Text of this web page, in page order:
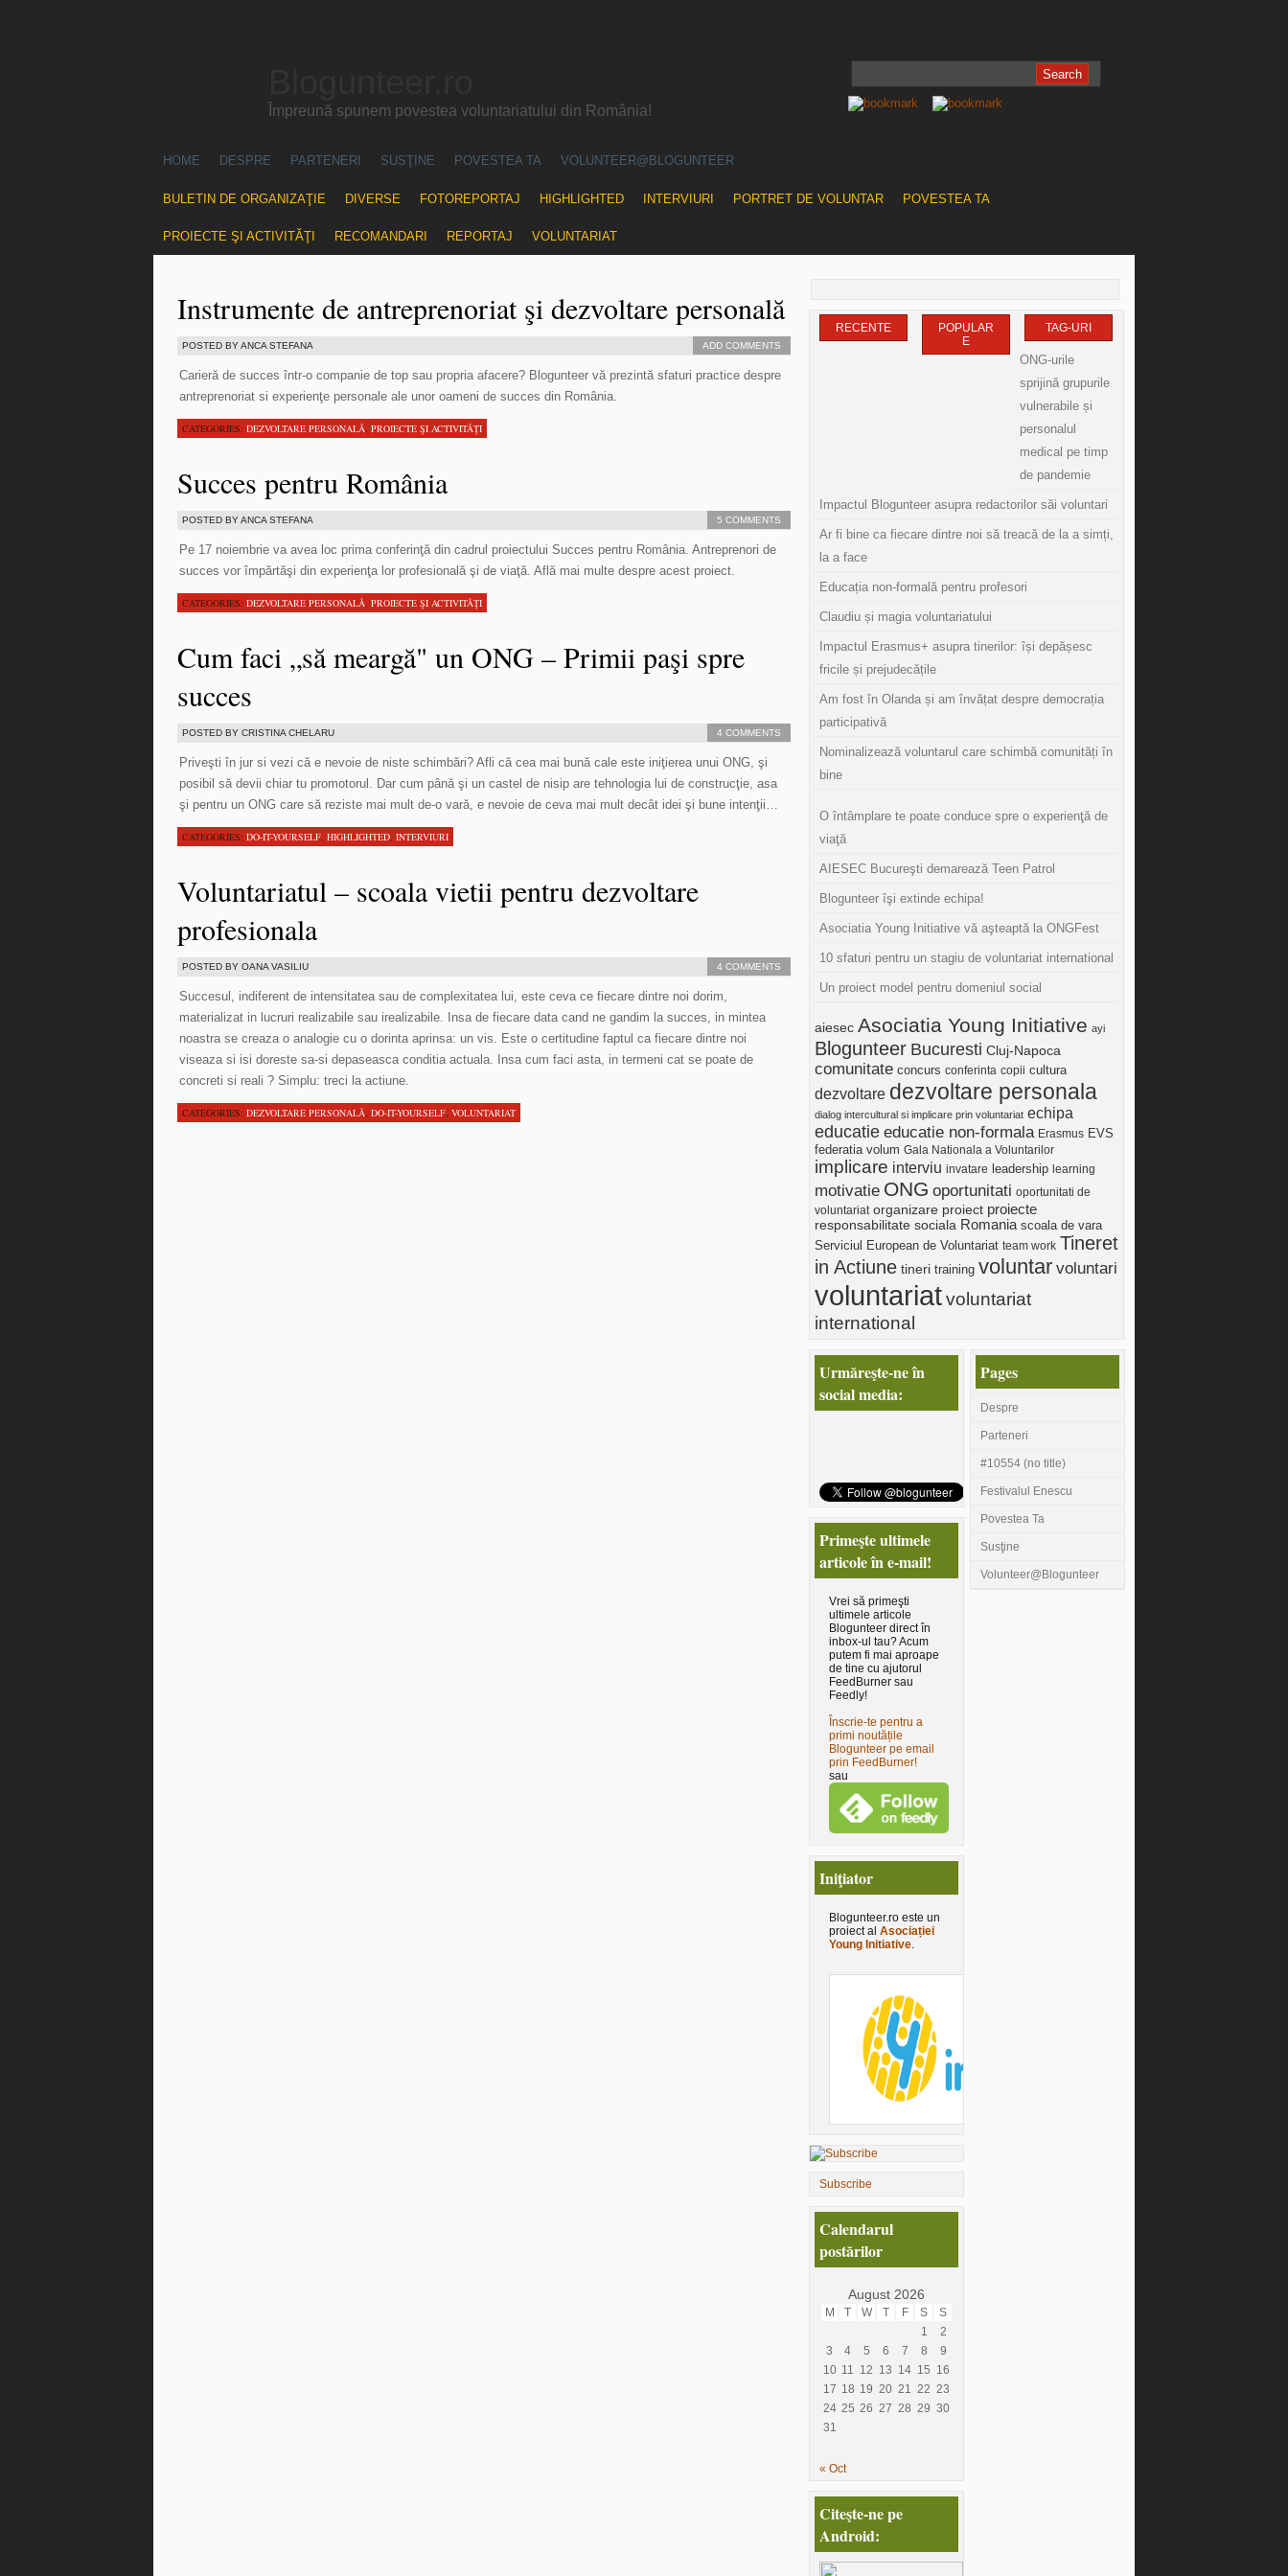
Împreună spunem povestea voluntariatului din România!
HOME DESPRE PARTENERI SUSŢINE POVESTEA TA VOLUNTEER@BLOGUNTEER
BULETIN DE ORGANIZAŢIE DIVERSE FOTOREPORTAJ HIGHLIGHTED INTERVIURI PORTRET DE VOLUNTAR POVESTEA TA
PROIECTE ŞI ACTIVITĂŢI RECOMANDARI REPORTAJ VOLUNTARIAT
Instrumente de antreprenoriat şi dezvoltare personală
POSTED BY ANCA STEFANA ADD COMMENTS
Carieră de succes într-o companie de top sau propria afacere? Blogunteer vă prezintă sfaturi practice despre
antreprenoriat si experienţe personale ale unor oameni de succes din România.
CATEGORIES: DEZVOLTARE PERSONALĂ, PROIECTE ŞI ACTIVITĂŢI
Succes pentru România
POSTED BY ANCA STEFANA 5 COMMENTS
Pe 17 noiembrie va avea loc prima conferinţă din cadrul proiectului Succes pentru România. Antreprenori de
succes vor împărtăşi din experienţa lor profesională şi de viaţă. Află mai multe despre acest proiect.
CATEGORIES: DEZVOLTARE PERSONALĂ, PROIECTE ŞI ACTIVITĂŢI
Cum faci „să meargă" un ONG – Primii paşi spre
succes
POSTED BY CRISTINA CHELARU 4 COMMENTS
Priveşti în jur si vezi că e nevoie de niste schimbări? Afli că cea mai bună cale este iniţierea unui ONG, şi
posibil să devii chiar tu promotorul. Dar cum până şi un castel de nisip are tehnologia lui de construcţie, asa
şi pentru un ONG care să reziste mai mult de-o vară, e nevoie de ceva mai mult decât idei şi bune intenţii…
CATEGORIES: DO-IT-YOURSELF, HIGHLIGHTED, INTERVIURI
Voluntariatul – scoala vietii pentru dezvoltare
profesionala
POSTED BY OANA VASILIU 4 COMMENTS
Succesul, indiferent de intensitatea sau de complexitatea lui, este ceva ce fiecare dintre noi dorim,
materializat in lucruri realizabile sau irealizabile. Insa de fiecare data cand ne gandim la succes, in mintea
noastra se creaza o analogie cu o dorinta aprinsa: un vis. Este o certitudine faptul ca fiecare dintre noi
viseaza si isi doreste sa-si depaseasca conditia actuala. Insa cum faci asta, in termeni cat se poate de
concreti si reali ? Simplu: treci la actiune.
CATEGORIES: DEZVOLTARE PERSONALĂ, DO-IT-YOURSELF, VOLUNTARIAT
RECENTE
POPULAR
E
TAG-URI
ONG-urile
sprijină grupurile
vulnerabile și
personalul
medical pe timp
de pandemie
Impactul Blogunteer asupra redactorilor săi voluntari
Ar fi bine ca fiecare dintre noi să treacă de la a simți,
la a face
Educația non-formală pentru profesori
Claudiu și magia voluntariatului
Impactul Erasmus+ asupra tinerilor: își depășesc
fricile și prejudecățile
Am fost în Olanda și am învățat despre democrația
participativă
Nominalizează voluntarul care schimbă comunități în
bine
O întâmplare te poate conduce spre o experienţă de
viaţă
AIESEC Bucureşti demarează Teen Patrol
Blogunteer îşi extinde echipa!
Asociatia Young Initiative vă aşteaptă la ONGFest
10 sfaturi pentru un stagiu de voluntariat international
Un proiect model pentru domeniul social
aiesec Asociatia Young Initiative ayi
Blogunteer Bucuresti Cluj-Napoca
comunitate concurs conferinta copii cultura
dezvoltare dezvoltare personala
dialog intercultural si implicare prin voluntariat echipa
educatie educatie non-formala Erasmus EVS
federatia volum Gala Nationala a Voluntarilor
implicare interviu invatare leadership learning
motivatie ONG oportunitati oportunitati de
voluntariat organizare proiect proiecte
responsabilitate sociala Romania scoala de vara
Serviciul European de Voluntariat team work Tineret
in Actiune tineri training voluntar voluntari
voluntariatvoluntariat
international
Urmăreşte-ne în
social media:
Primeşte ultimele
articole în e-mail!
Vrei să primeşti
ultimele articole
Blogunteer direct în
inbox-ul tau? Acum
putem fi mai aproape
de tine cu ajutorul
FeedBurner sau
Feedly!
Înscrie-te pentru a
primi noutățile
Blogunteer pe email
prin FeedBurner!
sau
Iniţiator
Blogunteer.ro este un
proiect al Asociației
Young Initiative.
Subscribe
Calendarul
postărilor
August 2026
M T W T F S
S
1
2
3
4 5 6 7 8
9
10 11 12 13 14 15 16
17 18 19 20 21 22 23
24 25 26 27 28 29 30
31
« Oct
Citeşte-ne pe
Android:
Pages
Despre
Parteneri
#10554 (no title)
Festivalul Enescu
Povestea Ta
Susţine
Volunteer@Blogunteer